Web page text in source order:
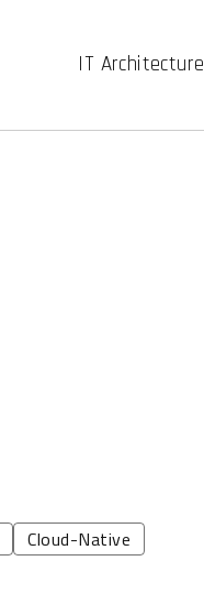
IT Architecture
Cloud-Native